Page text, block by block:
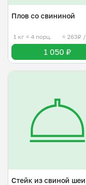
Плов со свининой
1 кг ≈ 4 порц. ≈ 263₽
1 050 ₽
Стейк из свиной